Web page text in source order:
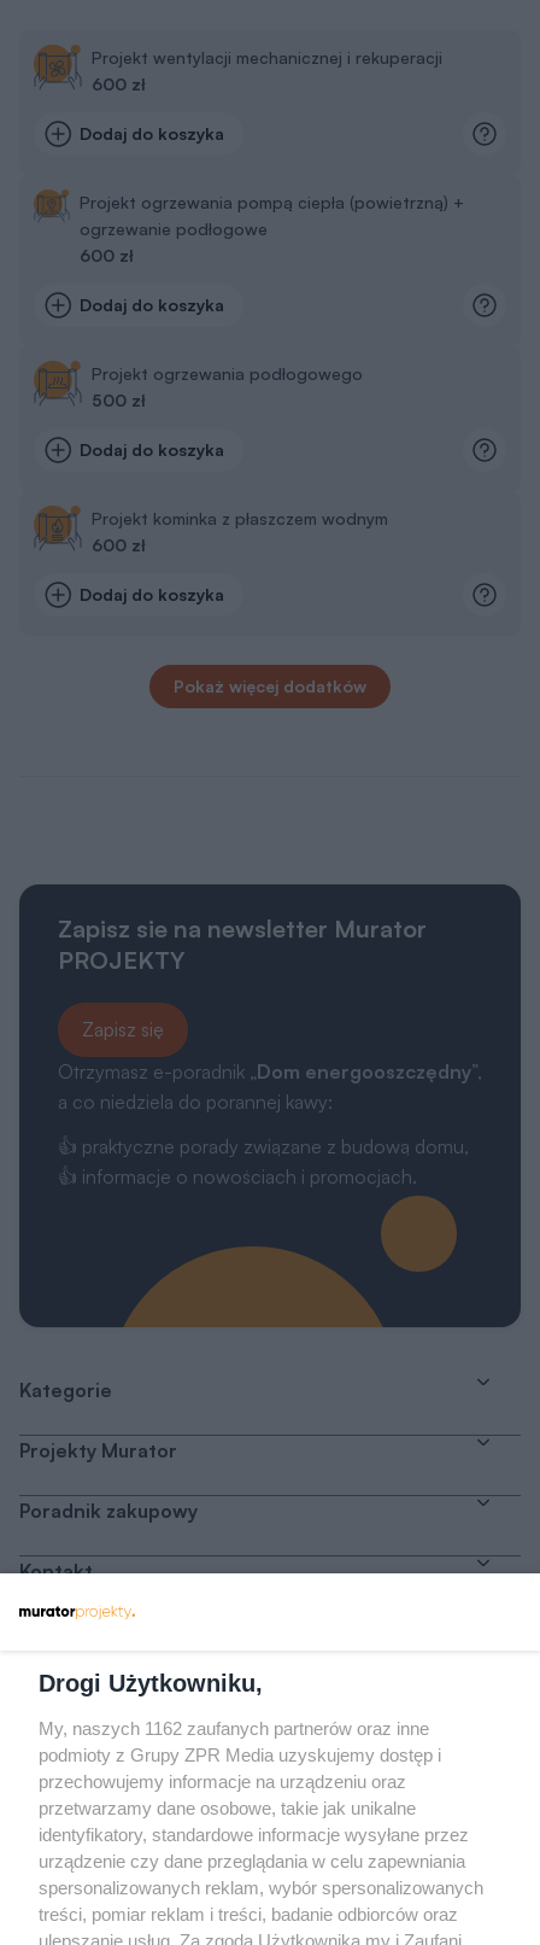
Projekt wentylacji mechanicznej i rekuperacji
600 zł
Dodaj do koszyka
Projekt ogrzewania pompą ciepła (powietrzną) +
ogrzewanie podłogowe
600 zł
Dodaj do koszyka
Projekt ogrzewania podłogowego
500 zł
Dodaj do koszyka
Projekt kominka z płaszczem wodnym
600 zł
Dodaj do koszyka
Pokaż więcej dodatków
Zapisz sie na newsletter Murator
PROJEKTY
Zapisz się
Otrzymasz e-poradnik „Dom energooszczędny”,
a co niedziela do porannej kawy:
👍 praktyczne porady związane z budową domu,
👍 informacje o nowościach i promocjach.
Kategorie
Projekty Murator
Poradnik zakupowy
Kontakt
Odwiedź grupę na Facebooku
Gdybym budował drugi raz - mądry Polak
przed budową
Forum Muratora
Drogi Użytkowniku,
My, naszych 1162 zaufanych partnerów oraz inne
podmioty z Grupy ZPR Media uzyskujemy dostęp i
przechowujemy informacje na urządzeniu oraz
przetwarzamy dane osobowe, takie jak unikalne
identyfikatory, standardowe informacje wysyłane przez
urządzenie czy dane przeglądania w celu zapewniania
spersonalizowanych reklam, wybór spersonalizowanych
treści, pomiar reklam i treści, badanie odbiorców oraz
ulepszanie usług. Za zgodą Użytkownika my i Zaufani